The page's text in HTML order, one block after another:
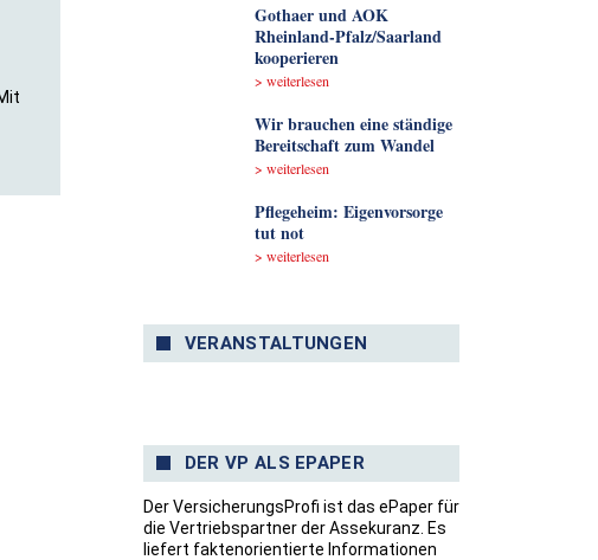
Gothaer und AOK
Rheinland-Pfalz/Saarland
kooperieren
> weiterlesen
Wir brauchen eine ständige
Bereitschaft zum Wandel
> weiterlesen
Pflegeheim: Eigenvorsorge
tut not
> weiterlesen
VERANSTALTUNGEN
DER VP ALS EPAPER
Der VersicherungsProfi ist das ePaper für
die Vertriebspartner der Assekuranz. Es
liefert faktenorientierte Informationen